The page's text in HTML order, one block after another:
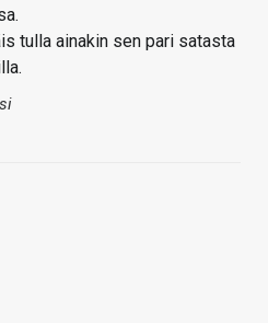
tulla ainakin sen pari satasta